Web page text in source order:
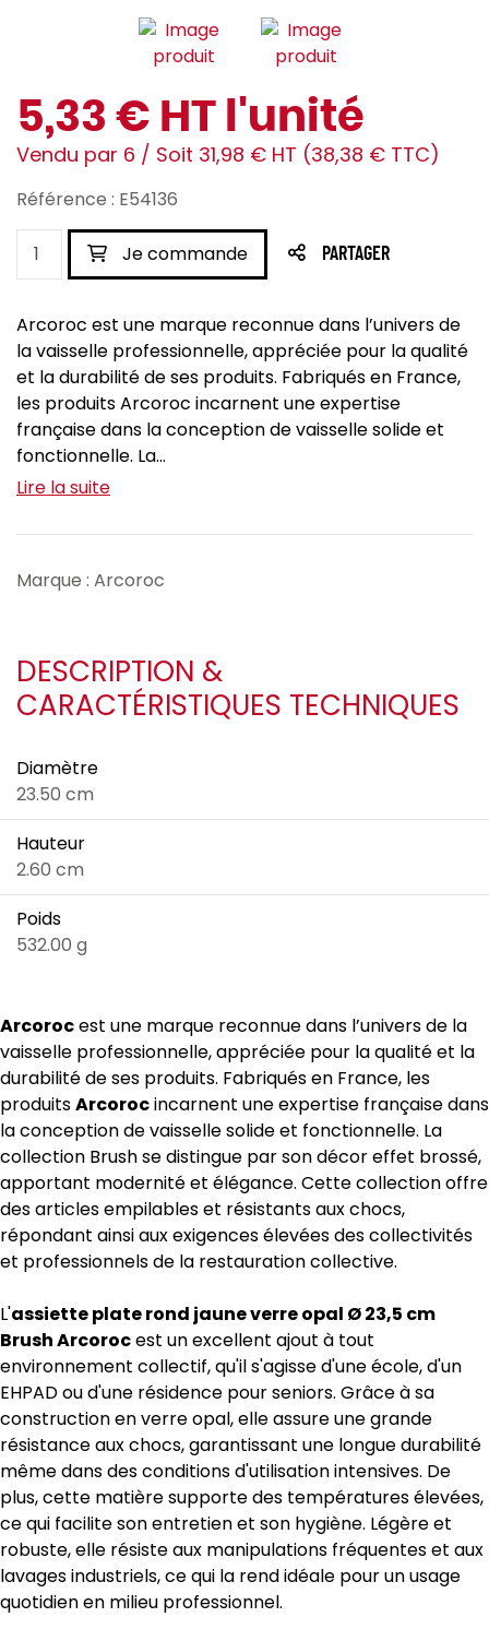
5,33 € HT l'unité
Vendu par 6 / Soit 31,98 € HT (38,38 € TTC)
Référence : E54136
Je commande PARTAGER
Arcoroc est une marque reconnue dans l’univers de
la vaisselle professionnelle, appréciée pour la qualité
et la durabilité de ses produits. Fabriqués en France,
les produits Arcoroc incarnent une expertise
française dans la conception de vaisselle solide et
fonctionnelle. La...
Lire la suite
Marque : Arcoroc
DESCRIPTION &
CARACTÉRISTIQUES TECHNIQUES
Diamètre
23.50 cm
Hauteur
2.60 cm
Poids
532.00 g
Arcorocest une marque reconnue dans l’univers de la
vaisselle professionnelle, appréciée pour la qualité et la
durabilité de ses produits. Fabriqués en France, les
produitsArcorocincarnent une expertise française dans
la conception de vaisselle solide et fonctionnelle. La
collection Brush se distingue par son décor effet brossé,
apportant modernité et élégance. Cette collection offre
des articles empilables et résistants aux chocs,
répondant ainsi aux exigences élevées des collectivités
et professionnels de la restauration collective.
L'assiette plate rond jaune verre opal Ø 23,5 cm
Brush Arcorocest un excellent ajout à tout
environnement collectif, qu'il s'agisse d'une école, d'un
EHPAD ou d'une résidence pour seniors. Grâce à sa
construction en verre opal, elle assure une grande
résistance aux chocs, garantissant une longue durabilité
même dans des conditions d'utilisation intensives. De
plus, cette matière supporte des températures élevées,
ce qui facilite son entretien et son hygiène. Légère et
robuste, elle résiste aux manipulations fréquentes et aux
lavages industriels, ce qui la rend idéale pour un usage
quotidien en milieu professionnel.